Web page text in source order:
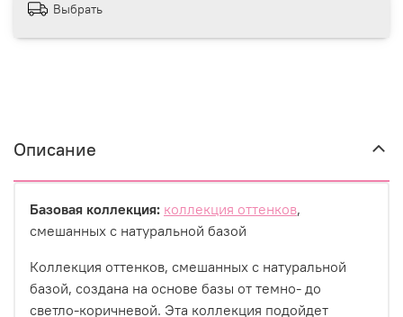
Выбрать
Описание
Базовая коллекция: коллекция оттенков,
смешанных с натуральной базой
Коллекция оттенков, смешанных с натуральной
базой, создана на основе базы от темно- до
светло-коричневой. Эта коллекция подойдет